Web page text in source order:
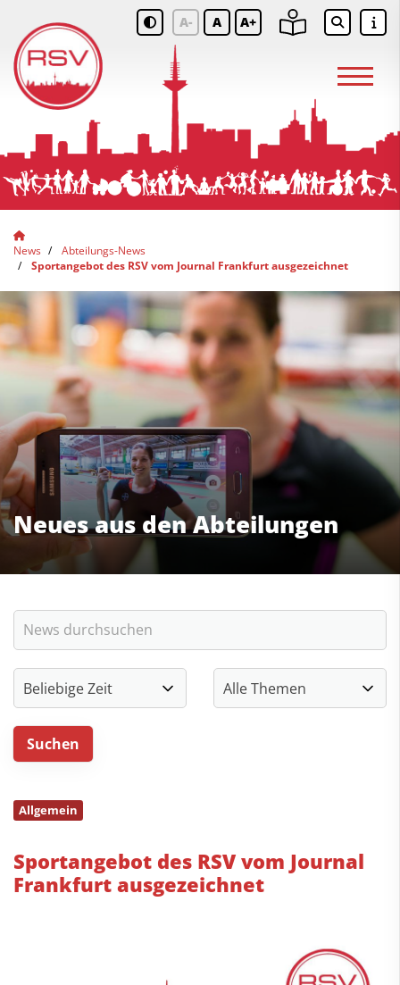
A- A A+
News
Abteilungs-News
Sportangebot des RSV vom Journal Frankfurt ausgezeichnet
Neues aus den Abteilungen
Allgemein
Sportangebot des RSV vom Journal
Frankfurt ausgezeichnet